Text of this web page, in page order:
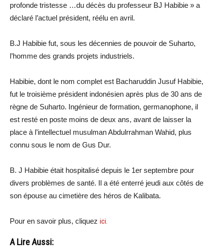
profonde tristesse …du décès du professeur BJ Habibie » a
déclaré l’actuel président, réélu en avril.
B.J Habibie fut, sous les décennies de pouvoir de Suharto,
l’homme des grands projets industriels.
Habibie, dont le nom complet est Bacharuddin Jusuf Habibie,
fut le troisième président indonésien après plus de 30 ans de
règne de Suharto. Ingénieur de formation, germanophone, il
est resté en poste moins de deux ans, avant de laisser la
place à l’intellectuel musulman Abdulrrahman Wahid, plus
connu sous le nom de Gus Dur.
B. J Habibie était hospitalisé depuis le 1er septembre pour
divers problèmes de santé. Il a été enterré jeudi aux côtés de
son épouse au cimetière des héros de Kalibata.
Pour en savoir plus, cliquez ici.
A Lire Aussi: